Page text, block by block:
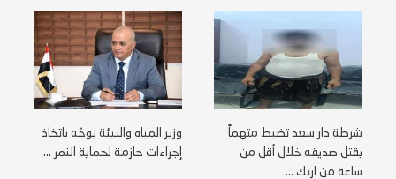
شرطة دار سعد تضبط متهماً
بقتل صديقه خلال أقل من
ساعة من ارتك ...
وزير المياه والبيئة يوجّه باتخاذ
إجراءات حازمة لحماية النمر ...